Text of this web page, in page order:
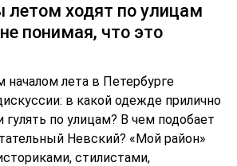
летом ходят по улицам
понимая, что это
началом лета в Петербурге
в какой одежде прилично
гулять по улицам? В чем подобает
Невский? «Мой район»
стилистами,